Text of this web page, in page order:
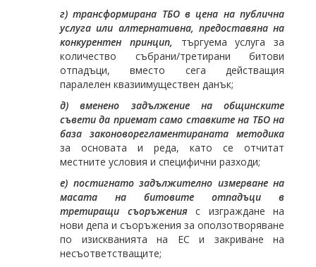
г) трансформирана ТБО в цена на публична
услуга или алтернативна, предоставяна на
конкурентен принцип, търгуема услуга за
количество събрани/третирани битови
отпадъци, вместо сега действащия
паралелен квазиимуществен данък;
д) вменено задължение на общинските
съвети да приемат само ставките на ТБО на
база законоворегламентираната методика
за основата и реда, като се отчитат
местните условия и специфични разходи;
е) постигнато задължително измерване на
масата на битовите отпадъци в
третиращи съоръжения с изграждане на
нови депа и съоръжения за оползотворяване
по изискванията на ЕС и закриване на
несъответстващите;